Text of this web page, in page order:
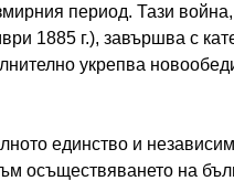
период. Тази война,
1885 г.), завършва с
укрепва
единство и
осъществяването на